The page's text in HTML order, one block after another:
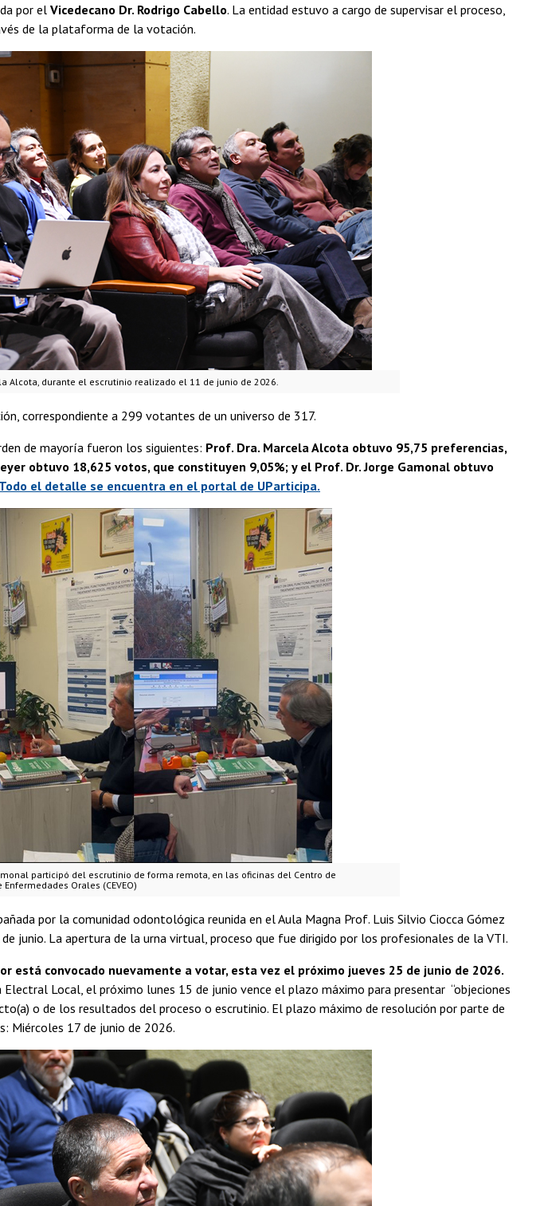
por el Vicedecano Dr. Rodrigo Cabello. La entidad estuvo a cargo de supervisar el proceso,
de la plataforma de la votación.
Alcota, durante el escrutinio realizado el 11 de junio de 2026.
correspondiente a 299 votantes de un universo de 317.
de mayoría fueron los siguientes: Prof. Dra. Marcela Alcota obtuvo 95,75 preferencias,
obtuvo 18,625 votos, que constituyen 9,05%; y el Prof. Dr. Jorge Gamonal obtuvo
Todo el detalle se encuentra en el portal de UParticipa.
participó del escrutinio de forma remota, en las oficinas del Centro de
Orales (CEVEO)
por la comunidad odontológica reunida en el Aula Magna Prof. Luis Silvio Ciocca Gómez
junio. La apertura de la urna virtual, proceso que fue dirigido por los profesionales de la VTI.
está convocado nuevamente a votar, esta vez el próximo jueves 25 de junio de 2026.
Electral Local, el próximo lunes 15 de junio vence el plazo máximo para presentar “objeciones
o de los resultados del proceso o escrutinio. El plazo máximo de resolución por parte de
Miércoles 17 de junio de 2026.